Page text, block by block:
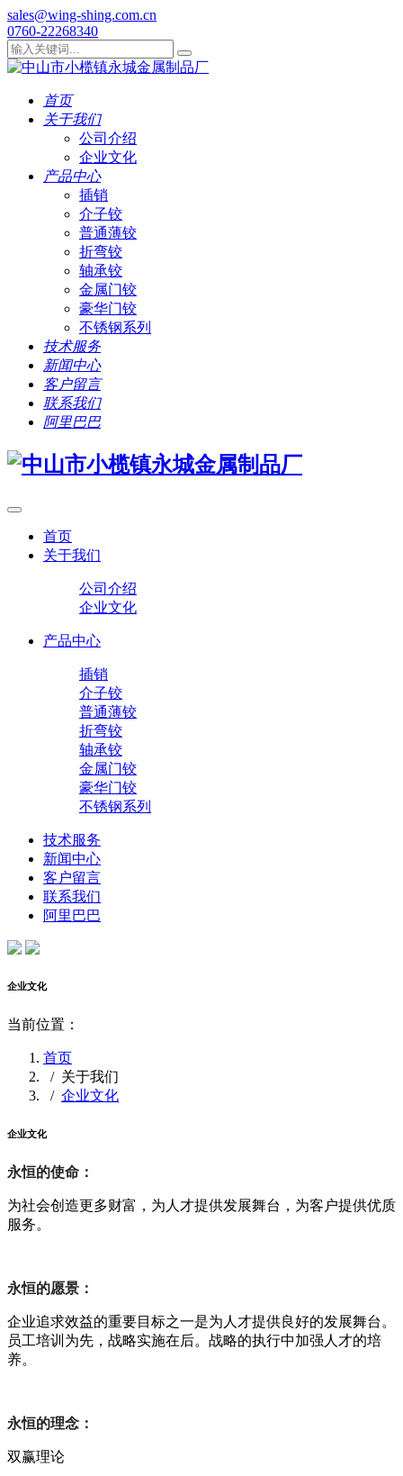
sales@wing-shing.com.cn
0760-22268340
首页
关于我们
公司介绍
企业文化
产品中心
插销
介子铰
普通薄铰
折弯铰
轴承铰
金属门铰
豪华门铰
不锈钢系列
技术服务
新闻中心
客户留言
联系我们
阿里巴巴
首页
关于我们
公司介绍
企业文化
产品中心
插销
介子铰
普通薄铰
折弯铰
轴承铰
金属门铰
豪华门铰
不锈钢系列
技术服务
新闻中心
客户留言
联系我们
阿里巴巴
企业文化
当前位置：
首页
/ 关于我们
/ 企业文化
企业文化
永恒的使命：
为社会创造更多财富，为人才提供发展舞台，为客户提供优质
服务。
永恒的愿景：
企业追求效益的重要目标之一是为人才提供良好的发展舞台。
员工培训为先，战略实施在后。战略的执行中加强人才的培
养。
永恒的理念：
双赢理论